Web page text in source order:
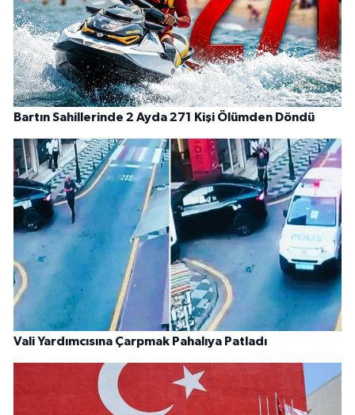
Bartın Sahillerinde 2 Ayda 271 Kişi Ölümden Döndü
Vali Yardımcısına Çarpmak Pahalıya Patladı